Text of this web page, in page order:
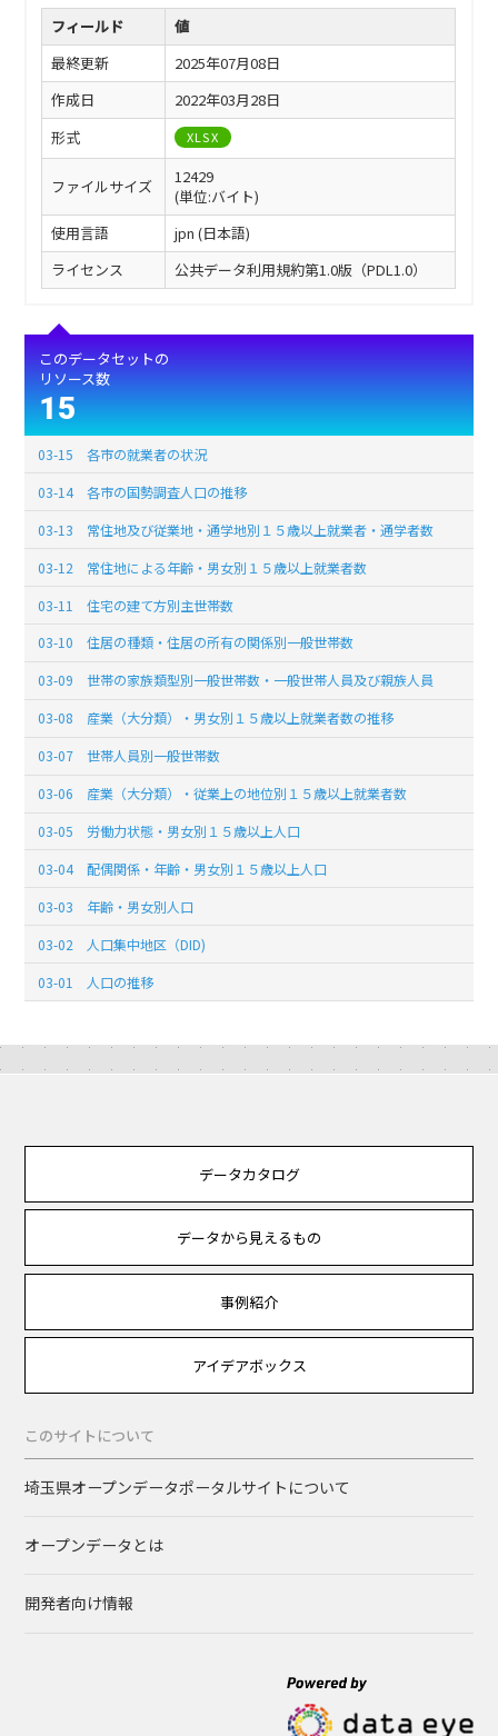
フィールド
値
最終更新
2025年07月08日
作成日
2022年03月28日
形式
XLSX
ファイルサイズ
12429
(単位:バイト)
使用言語
jpn (日本語)
ライセンス
公共データ利用規約第1.0版（PDL1.0）
このデータセットの
リソース数
15
03-15 各市の就業者の状況
03-14 各市の国勢調査人口の推移
03-13 常住地及び従業地・通学地別１５歳以上就業者・通学者数
03-12 常住地による年齢・男女別１５歳以上就業者数
03-11 住宅の建て方別主世帯数
03-10 住居の種類・住居の所有の関係別一般世帯数
03-09 世帯の家族類型別一般世帯数・一般世帯人員及び親族人員
03-08 産業（大分類）・男女別１５歳以上就業者数の推移
03-07 世帯人員別一般世帯数
03-06 産業（大分類）・従業上の地位別１５歳以上就業者数
03-05 労働力状態・男女別１５歳以上人口
03-04 配偶関係・年齢・男女別１５歳以上人口
03-03 年齢・男女別人口
03-02 人口集中地区（DID)
03-01 人口の推移
データカタログ
データから見えるもの
事例紹介
アイデアボックス
このサイトについて
埼玉県オープンデータポータルサイトについて
オープンデータとは
開発者向け情報